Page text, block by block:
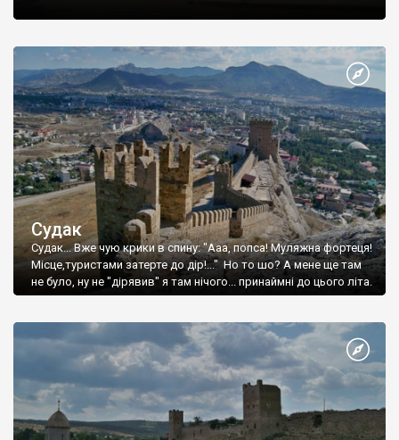
Судак
Судак... Вже чую крики в спину: "Ааа, попса! Муляжна фортеця!
Місце,туристами затерте до дір!..." Но то шо? А мене ще там
не було, ну не "дірявив" я там нічого... принаймні до цього літа.